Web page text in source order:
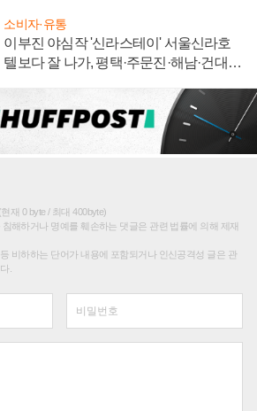
소비자·유통
이부진 야심작 '신라스테이' 서울신라호
텔보다 잘 나가, 평택·주문진·해남·건대로
재 0 byte / 최대 400byte)
해하거나 명예를 훼손하는 댓글은 관련 법률에 의해 제재
비하하는 단어가 내용에 포함되거나 인신공격성 글은 관
.